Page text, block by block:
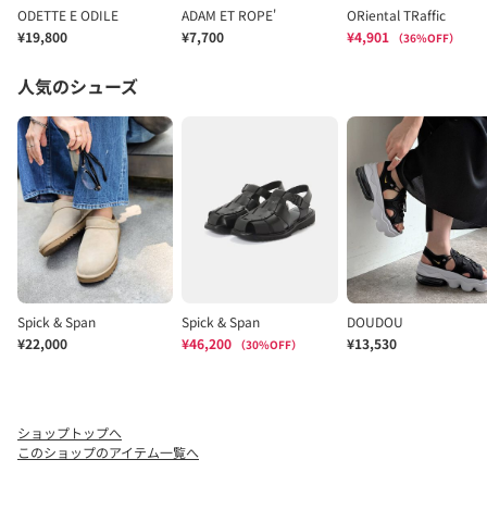
ショップトップへ
このショップのアイテム一覧へ